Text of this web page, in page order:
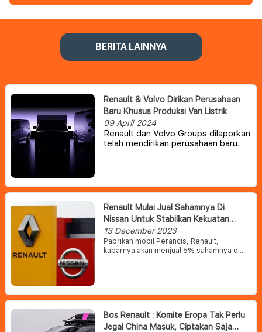
BERITA LAINNYA
Renault & Volvo Dirikan Perusahaan
Baru Khusus Produksi Van Listrik
09 April 2024
Renault dan Volvo Groups dilaporkan
telah mendirikan perusahaan baru
Renault Mulai Jual Sahamnya Di
Nissan Untuk Stabilkan Kekuatan
Aliansi Mereka
13 December 2023
Pabrikan mobil Perancis, Renault,
kabarnya akan menjual 5% sahamnya di
Bos Renault : Komite Eropa Tak Perlu
Jegal China Masuk, Ciptakan Saja